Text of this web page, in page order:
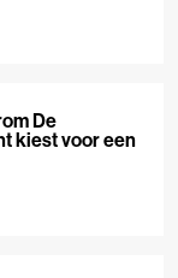
De
kiest voor een